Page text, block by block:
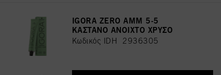
IGORA ZERO AMM 5-5
ΚΑΣΤΑΝΟ ΑΝΟΙΧΤΟ ΧΡΥΣΟ
Κωδικός IDH 2936305